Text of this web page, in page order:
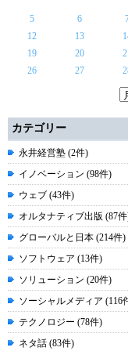
5
6
12
13
19
20
26
27
カテゴリー
永井経営塾 (2件)
イノベーション (98件)
ウェブ (43件)
オルタナティブ出版 (87
グローバルと日本 (214件)
ソフトウェア (13件)
ソリューション (20件)
ソーシャルメディア (116
テクノロジー (78件)
ネタ話 (83件)